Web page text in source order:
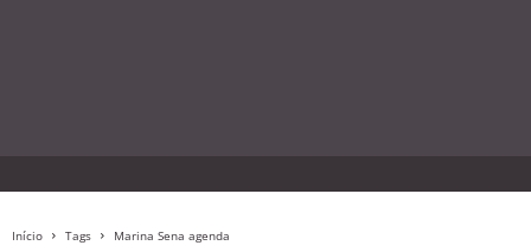
Início Tags Marina Sena agenda